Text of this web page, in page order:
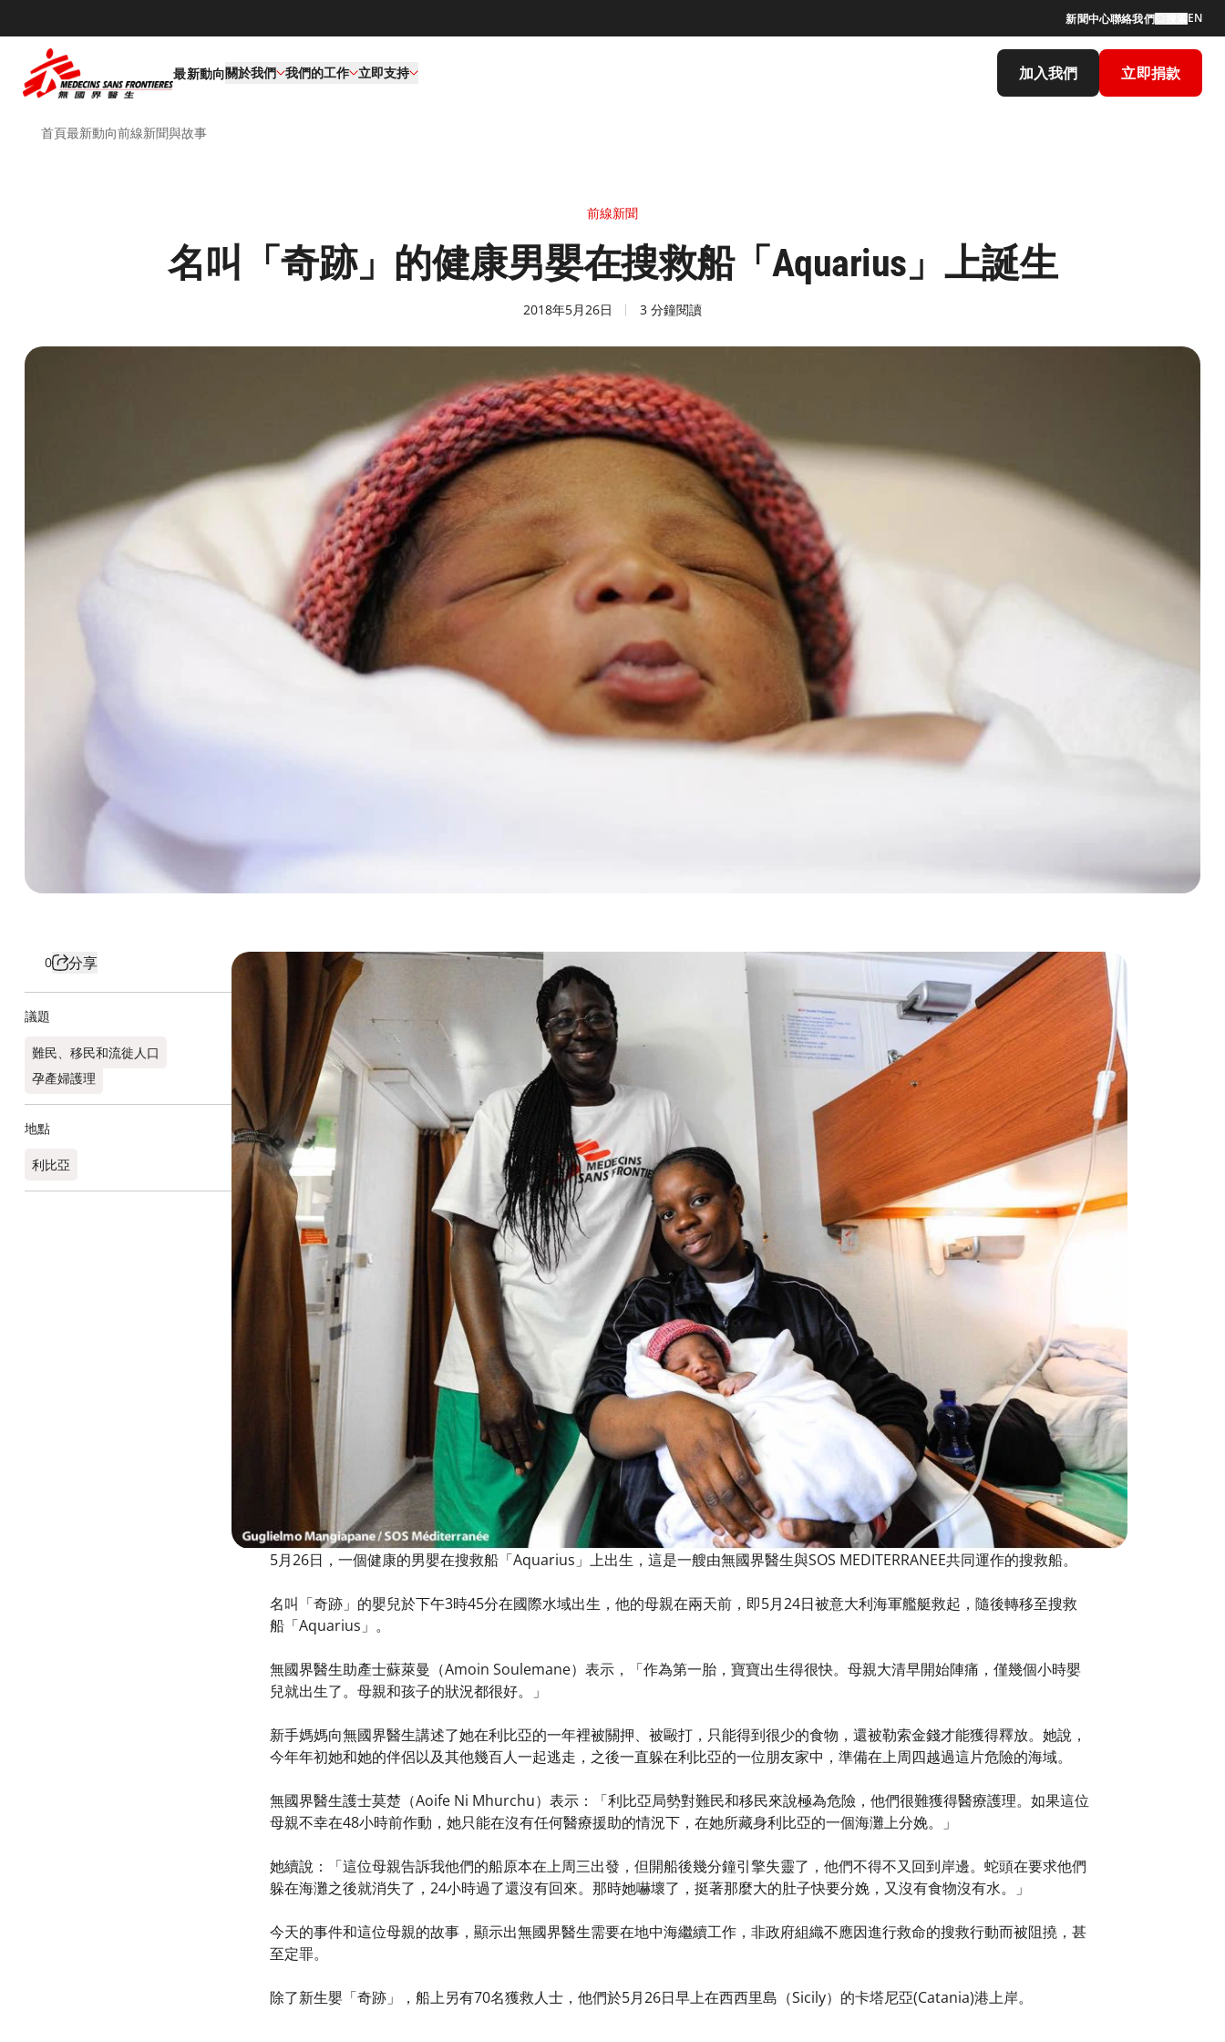
新聞中心聯絡我們 EN
最新動向關於我們 我們的工作​ 立即支持 加入我們 立即捐款
首頁最新動向前線新聞與故事
前線新聞
名叫「奇跡」的健康男嬰在搜救船「Aquarius」上誕生
2018年5月26日 3 分鐘閱讀
0 分享
議題
難民、移民和流徙人口
孕產婦護理
地點
利比亞
5月26日，一個健康的男嬰在搜救船「Aquarius」上出生，這是一艘由無國界醫生與SOS MEDITERRANEE共同運作的搜救船。
名叫「奇跡」的嬰兒於下午3時45分在國際水域出生，他的母親在兩天前，即5月24日被意大利海軍艦艇救起，隨後轉移至搜救
船「Aquarius」。
無國界醫生助產士蘇萊曼（Amoin Soulemane）表示，「作為第一胎，寶寶出生得很快。母親大清早開始陣痛，僅幾個小時嬰
兒就出生了。母親和孩子的狀況都很好。」
新手媽媽向無國界醫生講述了她在利比亞的一年裡被關押、被毆打，只能得到很少的食物，還被勒索金錢才能獲得釋放。她說，
今年年初她和她的伴侶以及其他幾百人一起逃走，之後一直躲在利比亞的一位朋友家中，準備在上周四越過這片危險的海域。
無國界醫生護士莫楚（Aoife Ni Mhurchu）表示：「利比亞局勢對難民和移民來說極為危險，他們很難獲得醫療護理。如果這位
母親不幸在48小時前作動，她只能在沒有任何醫療援助的情況下，在她所藏身利比亞的一個海灘上分娩。」
她續說：「這位母親告訴我他們的船原本在上周三出發，但開船後幾分鐘引擎失靈了，他們不得不又回到岸邊。蛇頭在要求他們
躲在海灘之後就消失了，24小時過了還沒有回來。那時她嚇壞了，挺著那麼大的肚子快要分娩，又沒有食物沒有水。」
今天的事件和這位母親的故事，顯示出無國界醫生需要在地中海繼續工作，非政府組織不應因進行救命的搜救行動而被阻撓，甚
至定罪。
除了新生嬰「奇跡」，船上另有70名獲救人士，他們於5月26日早上在西西里島（Sicily）的卡塔尼亞(Catania)港上岸。